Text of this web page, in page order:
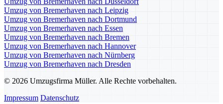
Umzug von Bremerhaven nach Leipzig
Umzug von Bremerhaven nach Dortmund
Umzug von Bremerhaven nach Essen
Umzug von Bremerhaven nach Bremen
Umzug von Bremerhaven nach Hannover
Umzug von Bremerhaven nach Nürnberg
Umzug von Bremerhaven nach Dresden
© 2026 Umzugsfirma Müller. Alle Rechte vorbehalten.
Impressum Datenschutz